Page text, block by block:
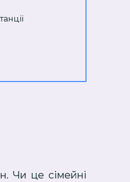
Чи це сімейні